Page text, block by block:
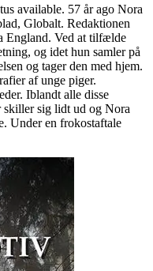
available. 57 år ago Nora
Globalt. Redaktionen
England. Ved at tilfælde
og idet hun samler på
og tager den med hjem.
af unge piger.
Iblandt alle disse
skiller sig lidt ud og Nora
Under en frokostaftale